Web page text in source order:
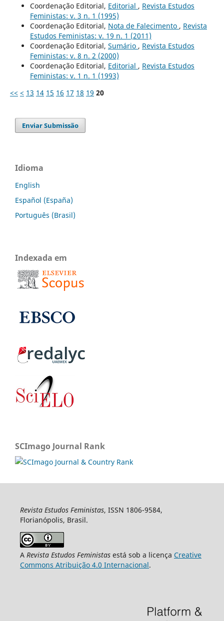
Coordenação Editorial, Editorial , Revista Estudos
Feministas: v. 3 n. 1 (1995)
Coordenação Editorial, Nota de Falecimento , Revista
Estudos Feministas: v. 19 n. 1 (2011)
Coordenação Editorial, Sumário , Revista Estudos
Feministas: v. 8 n. 2 (2000)
Coordenação Editorial, Editorial , Revista Estudos
Feministas: v. 1 n. 1 (1993)
<< < 13 14 15 16 17 18 19 20
Enviar Submissão
Idioma
English
Español (España)
Português (Brasil)
Indexada em
SCImago Journal Rank
Revista Estudos Feministas, ISSN 1806-9584,
Florianópolis, Brasil.
A Revista Estudos Feministasestá sob a licença Creative
Commons Atribuição 4.0 Internacional.